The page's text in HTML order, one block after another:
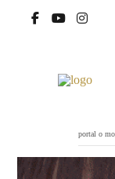
portal o